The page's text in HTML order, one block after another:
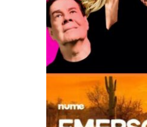
trajetória consolidada,
Treinadora física,